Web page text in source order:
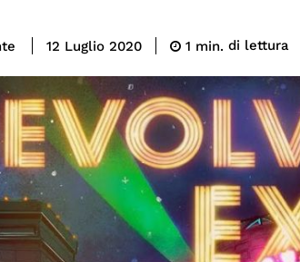
12 Luglio 2020 1 min. di lettura